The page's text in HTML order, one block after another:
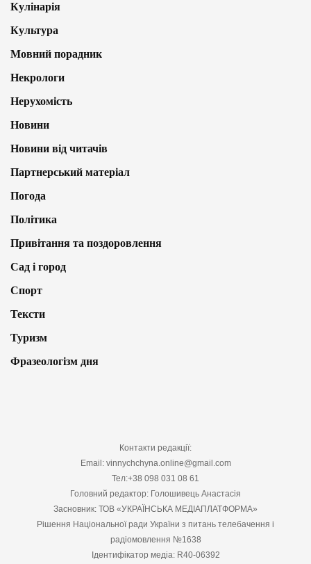
Кулінарія
Культура
Мовний порадник
Некрологи
Нерухомість
Новини
Новини від читачів
Партнерський матеріал
Погода
Політика
Привітання та поздоровлення
Сад і город
Спорт
Тексти
Туризм
Фразеологізм дня
Контакти редакції:
Email: vinnychchyna.online@gmail.com
Тел:+38 098 031 08 61
Головний редактор: Голошивець Анастасія
Засновник: ТОВ «УКРАЇНСЬКА МЕДІАПЛАТФОРМА»
Рішення Національної ради України з питань телебачення і
радіомовлення №1638
Ідентифікатор медіа: R40-06392